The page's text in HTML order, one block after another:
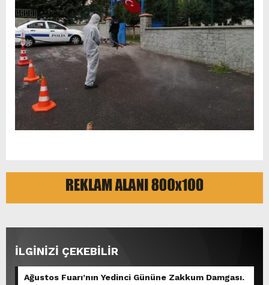
İLGİNİZİ ÇEKEBİLİR
Ağustos Fuarı’nın Yedinci Gününe Zakkum Damgası.